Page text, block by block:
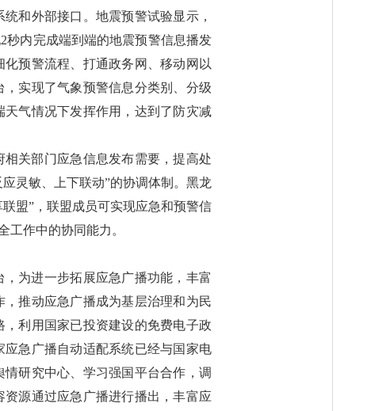
和外部接口。地震预警试验显示，
秒内完成端到端的地震预警信息播发
预警流程、打通政务网、移动网以
实现了气象预警信息分类别、分级
气情况下发挥作用，达到了防灾减
关部门应急信息发布需要，提高处
灵敏、上下联动”的协调体制。黑龙
盟”，联盟成员可实现应急和预警信
工作中的协同能力。
为进一步拓展应急广播功能，丰富
推动应急广播成为基层治理和为民
利用国家已投资建设的免费电子政
急广播自动适配系统已经与国家电
研究中心、学习强国平台合作，调
源通过应急广播进行播出，丰富应